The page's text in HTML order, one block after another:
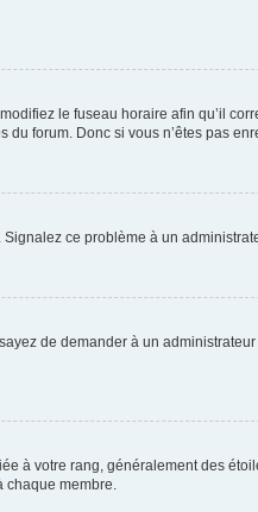
le fuseau horaire afin qu’il
forum. Donc si vous n’êtes pas
ce problème à un
de demander à un
à votre rang, généralement des
chaque membre.